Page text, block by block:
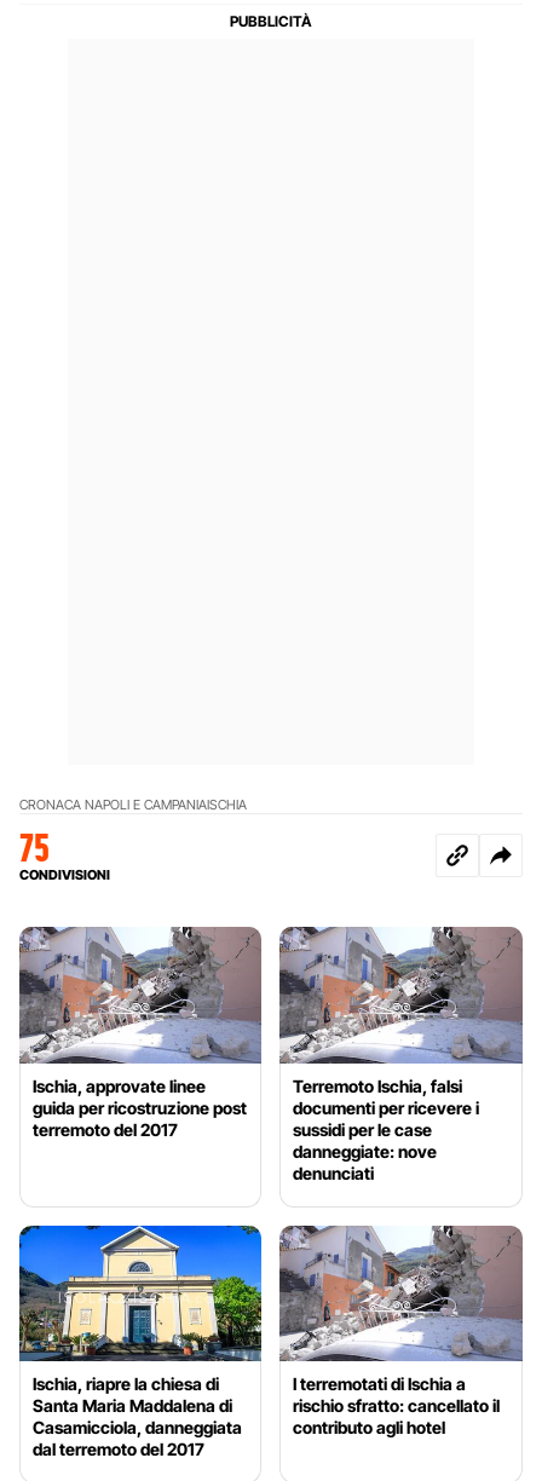
CRONACA NAPOLI E CAMPANIAISCHIA
75
CONDIVISIONI
Ischia, approvate linee
guida per ricostruzione post
terremoto del 2017
Terremoto Ischia, falsi
documenti per ricevere i
sussidi per le case
danneggiate: nove
denunciati
Ischia, riapre la chiesa di
Santa Maria Maddalena di
Casamicciola, danneggiata
dal terremoto del 2017
I terremotati di Ischia a
rischio sfratto: cancellato il
contributo agli hotel